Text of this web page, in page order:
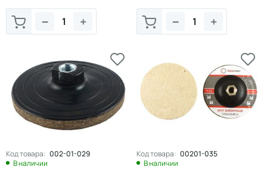
+
− +
−
Код товара: 002-01-029
В наличии
Код товара: 00201-035
В наличии